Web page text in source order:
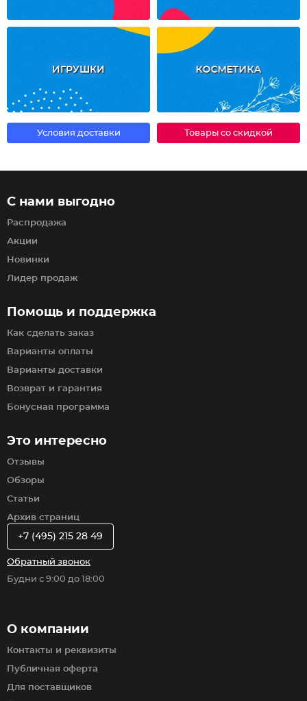
ИГРУШКИ КОСМЕТИКА
Условия доставки Товары со скидкой
Помощь и поддержка
Как сделать заказ
Варианты оплаты
Варианты доставки
Возврат и гарантия
Бонусная программа
С нами выгодно
Распродажа
Акции
Новинки
Лидер продаж
Это интересно
Отзывы
Обзоры
Статьи
Архив страниц
О компании
Контакты и реквизиты
Публичная оферта
Для поставщиков
+7 (495) 215 28 49
Обратный звонок
Будни с 9:00 до 18:00